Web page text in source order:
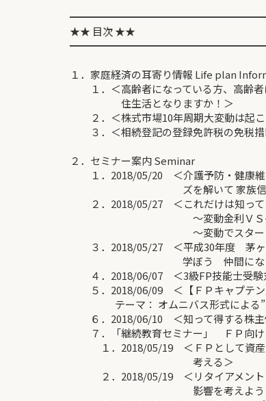
★★ 目次 ★★
１．家庭経済の耳寄り情報 Life plan
１．＜高齢者になっている方、高齢者
住生活となりますか！＞
２．＜株式市場10年周期大変動は起
３．＜相続登記の登録免許税の免税措
２．セミナー案内 Seminar
１．2018/05/20 ＜介護予防・健康維
ズを解いて 家族信託の基
２．2018/05/27 ＜これだけは知って
～変動金利ＶＳ長期
～変動でスタート、固定
３．2018/05/27 ＜平成30年度 茅ヶ
学ぼう 仲間になろう」
４．2018/06/07 ＜3級FP技能士受験
５．2018/06/09 ＜【ＦＰキャプテン
テーマ： オムニバス形式による”人
６．2018/06/10 ＜知って得する株主
７．「継続教育セミナー」 ＦＰ向け
１．2018/05/19 ＜ＦＰとして資産
考える＞
２．2018/05/19 ＜リタイアメントプ
影響を考えよう